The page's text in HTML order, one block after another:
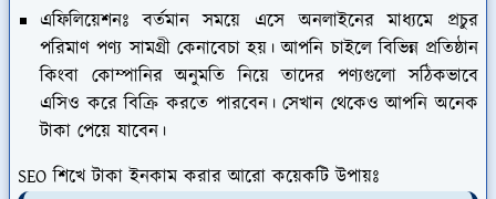
এফিলিয়েশনঃবর্তমান সময়ে এসে অনলাইনের মাধ্যমে প্রচুর
পরিমাণ পণ্য সামগ্রী কেনাবেচা হয়। আপনি চাইলে বিভিন্ন প্রতিষ্ঠান
কিংবা কোম্পানির অনুমতি নিয়ে তাদের পণ্যগুলো সঠিকভাবে
এসিও করে বিক্রি করতে পারবেন। সেখান থেকেও আপনি অনেক
টাকা পেয়ে যাবেন।
SEO শিখে টাকা ইনকাম করার আরো কয়েকটি উপায়ঃ